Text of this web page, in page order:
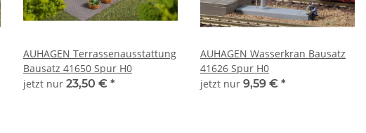
AUHAGEN Terrassenausstattung
Bausatz 41650 Spur H0
jetzt nur 23,50 € *
AUHAGEN Wasserkran Bausatz
41626 Spur H0
jetzt nur 9,59 € *